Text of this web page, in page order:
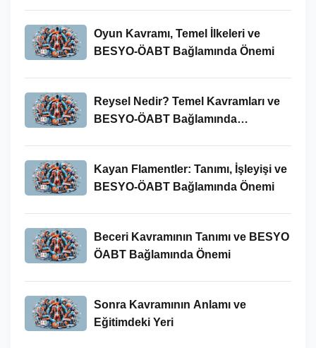
Oyun Kavramı, Temel İlkeleri ve
BESYO-ÖABT Bağlamında Önemi
Reysel Nedir? Temel Kavramları ve
BESYO-ÖABT Bağlamında
Kayan Flamentler: Tanımı, İşleyişi ve
BESYO-ÖABT Bağlamında Önemi
Beceri Kavramının Tanımı ve BESYO
ÖABT Bağlamında Önemi
Sonra Kavramının Anlamı ve
Eğitimdeki Yeri